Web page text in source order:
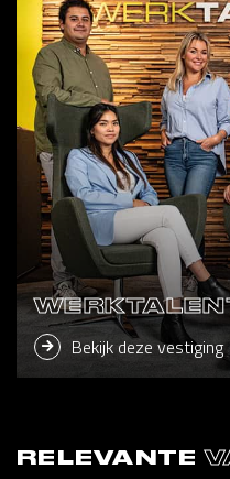
Bekijk deze vestiging
RELEVANTE